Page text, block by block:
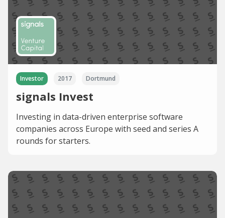
Investor 2017 Dortmund
signals Invest
Investing in data-driven enterprise software
companies across Europe with seed and series A
rounds for starters.